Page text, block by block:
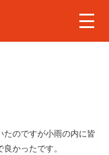
のですが小雨の内に皆
かったです。